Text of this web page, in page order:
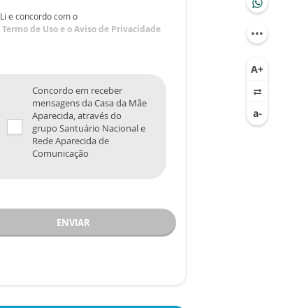
Li e concordo com o
Termo de Usoe oAviso de Privacidade
Concordo em receber
mensagens da Casa da Mãe
Aparecida, através do
grupo Santuário Nacional e
Rede Aparecida de
Comunicação
ENVIAR